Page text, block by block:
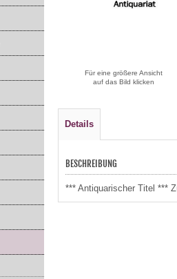
Für eine größere Ansicht
auf das Bild klicken
Details
BESCHREIBUNG
*** Antiquarischer Titel ***